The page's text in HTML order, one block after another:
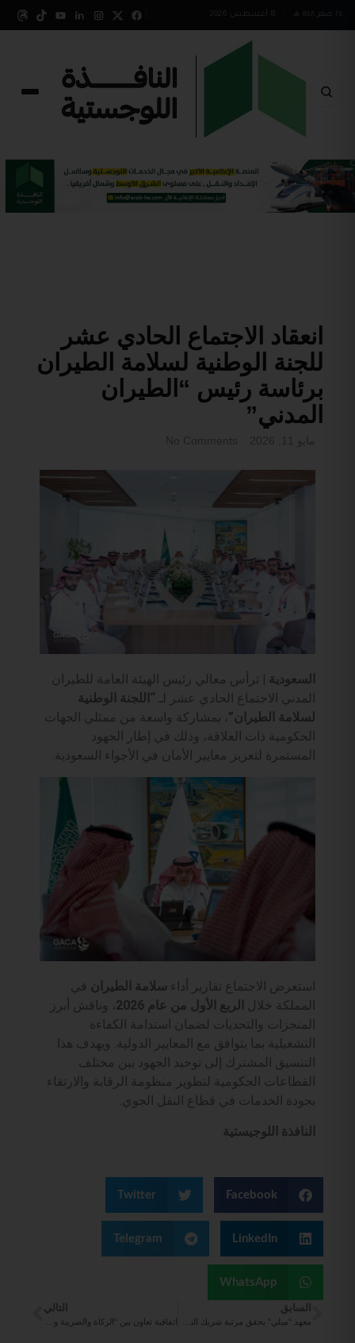
8 أغسطس 2026
انعقاد الاجتماع الحادي عشر
للجنة الوطنية لسلامة الطيران
برئاسة رئيس “الطيران
المدني”
السعودية | ترأس معالي رئيس الهيئة العامة للطيران
المدني الاجتماع الحادي عشر لـ “اللجنة الوطنية
لسلامة الطيران”، بمشاركة واسعة من ممثلي الجهات
الحكومية ذات العلاقة، وذلك في إطار الجهود
المستمرة لتعزيز معايير الأمان في الأجواء السعودية.
​استعرض الاجتماع تقارير أداء سلامة الطيران في
المملكة خلال
الربع الأول من عام 2026
، وناقش أبرز
المنجزات والتحديات لضمان استدامة الكفاءة
التشغيلية بما يتوافق مع المعايير الدولية. ويهدف هذا
التنسيق المشترك إلى توحيد الجهود بين مختلف
القطاعات الحكومية لتطوير منظومة الرقابة والارتقاء
بجودة الخدمات في قطاع النقل الجوي.
النافذة اللوجيستية
Facebook
Twitter
LinkedIn
Telegram
WhatsApp
السابق التالي